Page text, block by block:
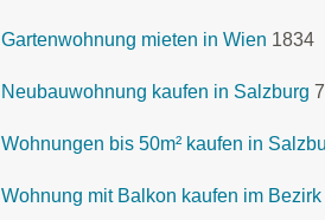
Gartenwohnung mieten in Wien 1834
Neubauwohnung kaufen in Salzburg
Wohnungen bis 50m² kaufen in
Wohnung mit Balkon kaufen im